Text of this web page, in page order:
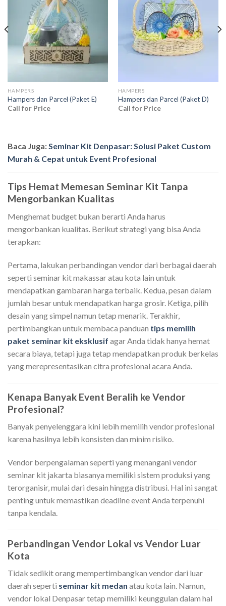
wishlist
HAMPERS
Hampers dan Parcel (Paket E)
Call for Price
Add to
wishlist
HAMPERS
Hampers dan Parcel (Paket D)
Call for Price
Baca Juga:Seminar Kit Denpasar: Solusi Paket Custom
Murah & Cepat untuk Event Profesional
Tips Hemat Memesan Seminar Kit Tanpa
Mengorbankan Kualitas
Menghemat budget bukan berarti Anda harus
mengorbankan kualitas. Berikut strategi yang bisa Anda
terapkan:
Pertama, lakukan perbandingan vendor dari berbagai daerah
seperti seminar kit makassar atau kota lain untuk
mendapatkan gambaran harga terbaik. Kedua, pesan dalam
jumlah besar untuk mendapatkan harga grosir. Ketiga, pilih
desain yang simpel namun tetap menarik. Terakhir,
pertimbangkan untuk membaca panduan tips memilih
paket seminar kit eksklusif agar Anda tidak hanya hemat
secara biaya, tetapi juga tetap mendapatkan produk berkelas
yang merepresentasikan citra profesional acara Anda.
Kenapa Banyak Event Beralih ke Vendor
Profesional?
Banyak penyelenggara kini lebih memilih vendor profesional
karena hasilnya lebih konsisten dan minim risiko.
Vendor berpengalaman seperti yang menangani vendor
seminar kit jakarta biasanya memiliki sistem produksi yang
terorganisir, mulai dari desain hingga distribusi. Hal ini sangat
penting untuk memastikan deadline event Anda terpenuhi
tanpa kendala.
Perbandingan Vendor Lokal vs Vendor Luar
Kota
Tidak sedikit orang mempertimbangkan vendor dari luar
daerah seperti seminar kit medan atau kota lain. Namun,
vendor lokal Denpasar tetap memiliki keunggulan dalam hal